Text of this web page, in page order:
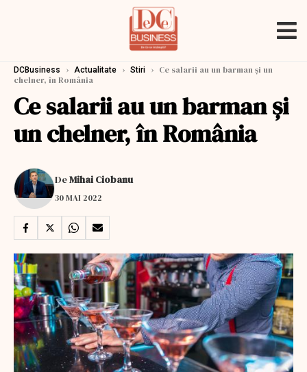
DCBusiness › Actualitate › Stiri › Ce salarii au un barman şi un
chelner, în România
Ce salarii au un barman şi
un chelner, în România
DeMihai Ciobanu
30 MAI 2022